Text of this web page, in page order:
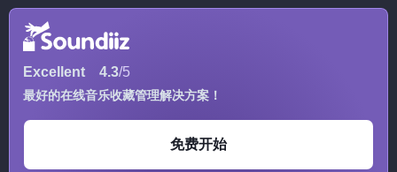
Excellent 4.3/5
最好的在线音乐收藏管理解决方案！
免费开始